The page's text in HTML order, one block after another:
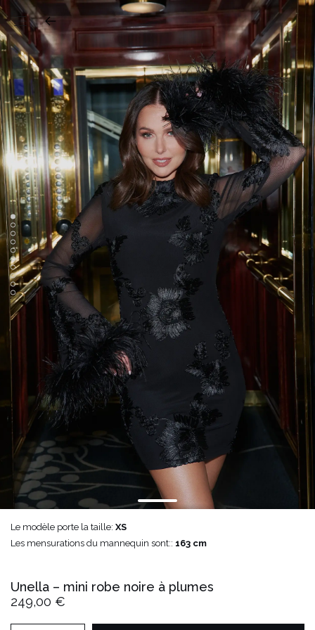
Unella – mini robe noire à plumes
249,00 €
Le modèle porte la taille: XS
Les mensurations du mannequin sont:: 163 cm